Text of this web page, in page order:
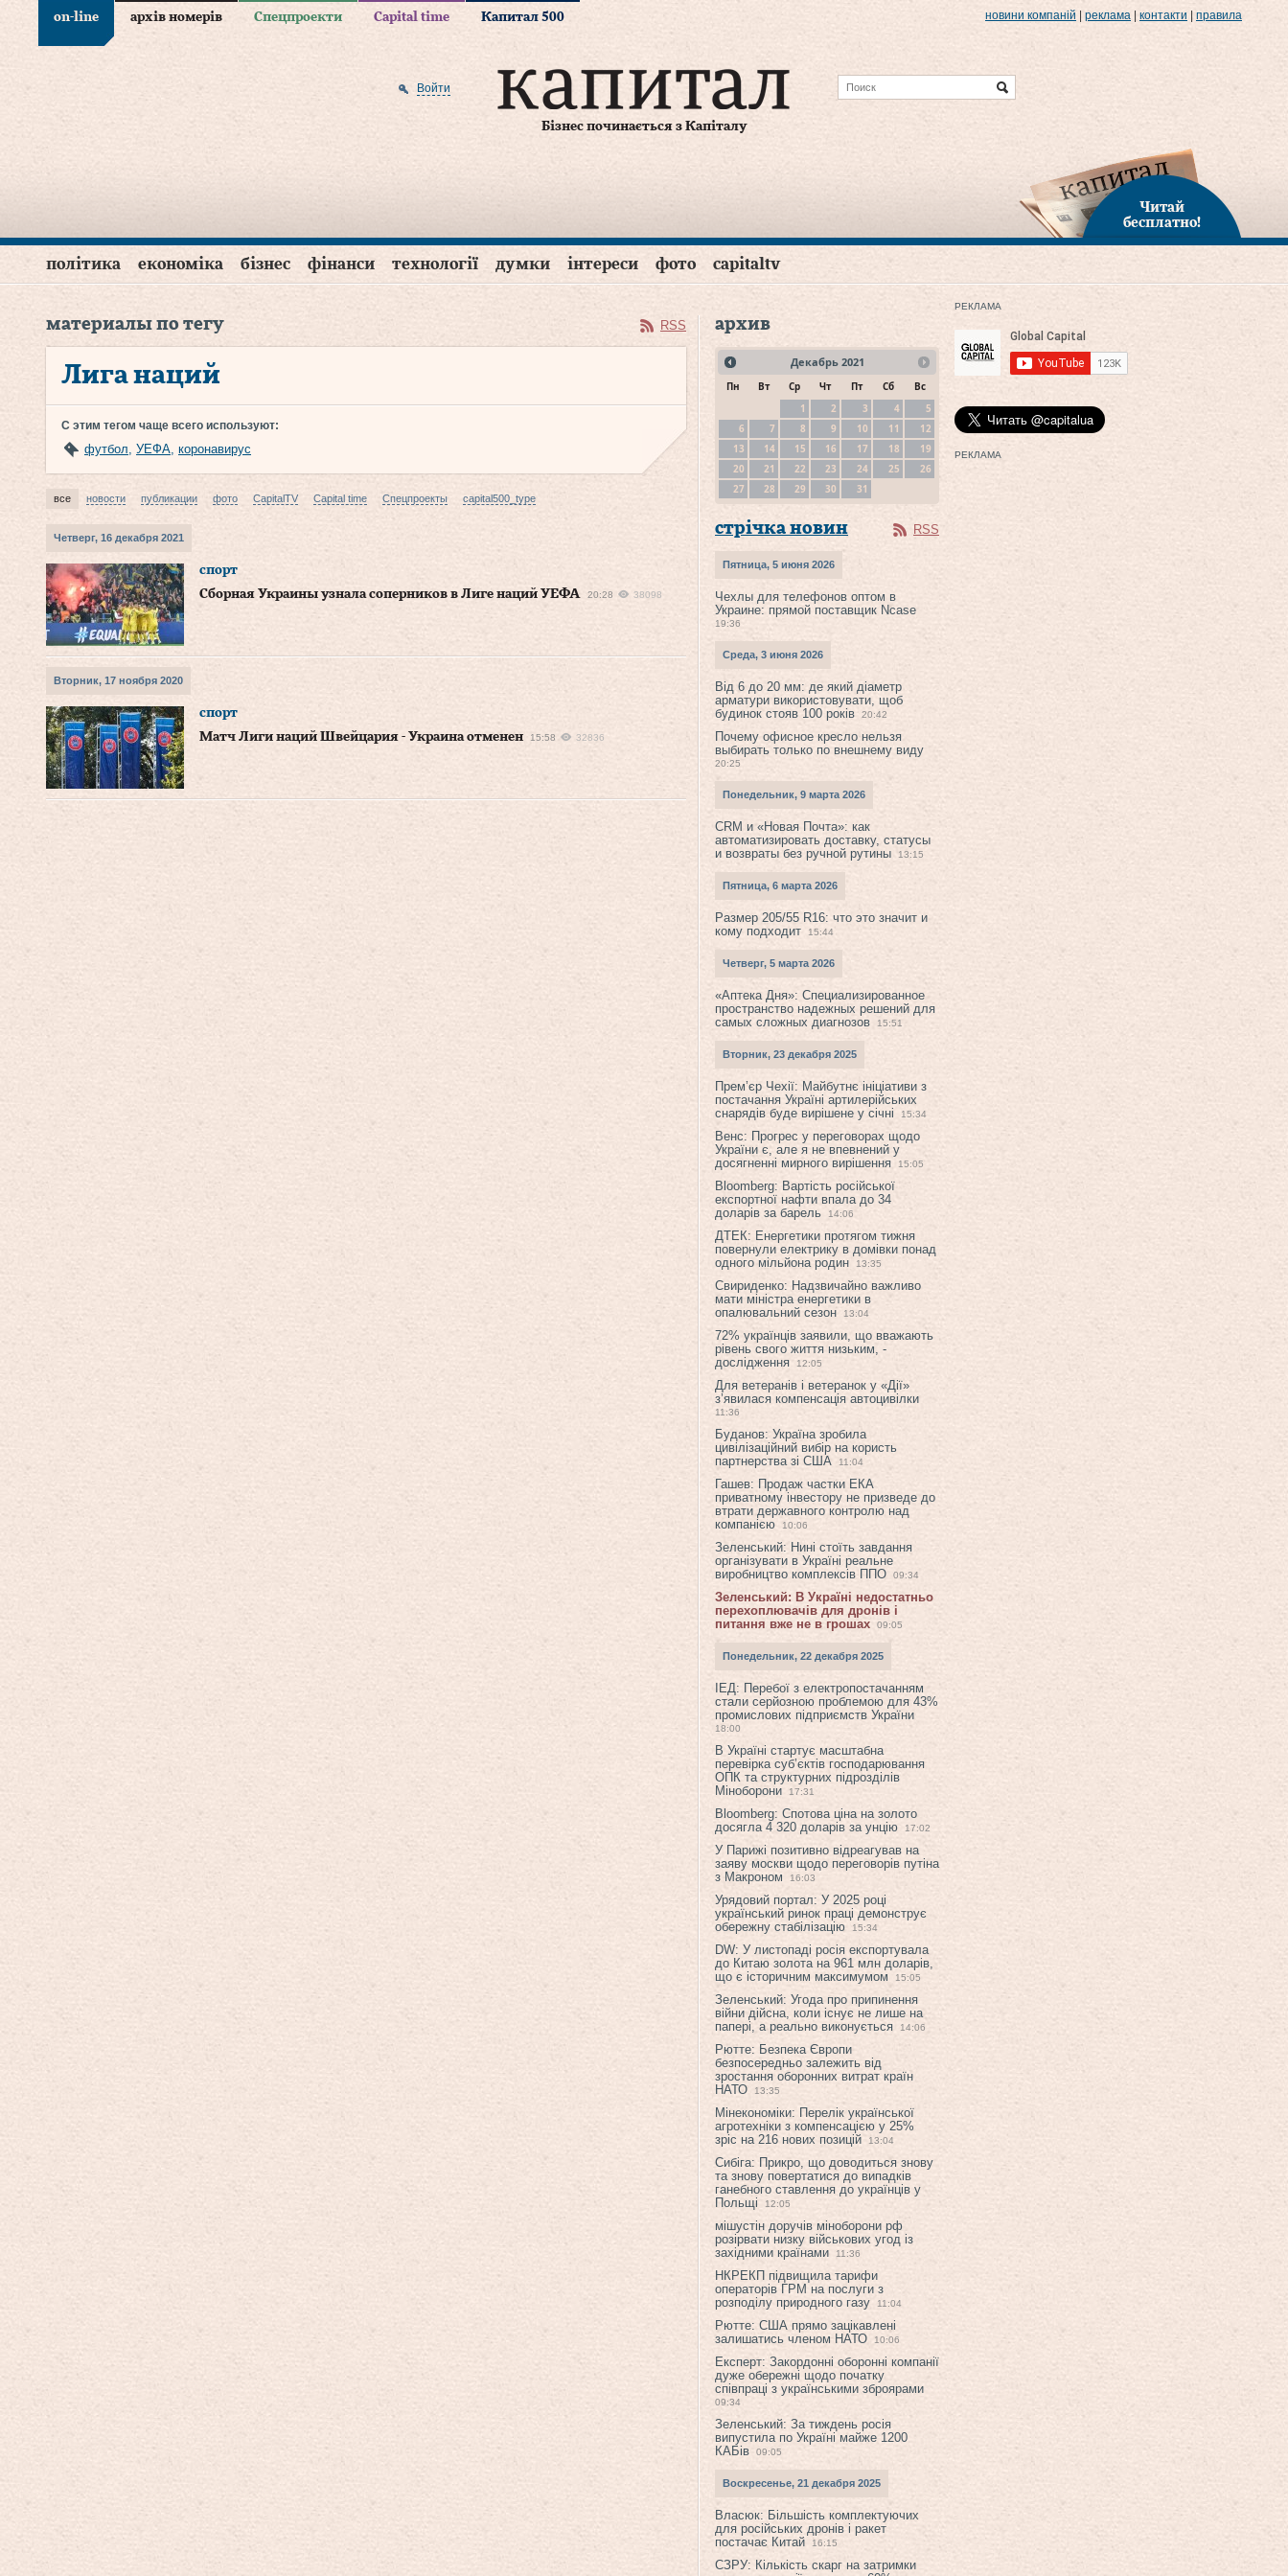
on-line архів номерів Спецпроекти Capital time Капитал 500 новини компаній реклама контакти правила
Бізнес починається з Капіталу
Войти
Читай
бесплатно!
політика економіка бізнес фінанси технології думки інтереси фото capitaltv
материалы по тегу RSS
Лига наций
С этим тегом чаще всего используют:
футбол, УЕФА, коронавирус
все новости публикации фото CapitalTV Capital time Спецпроекты capital500_type
Четверг, 16 декабря 2021
спорт
Сборная Украины узнала соперников в Лиге наций УЕФА
20:28 38098
Вторник, 17 ноября 2020
спорт
Матч Лиги наций Швейцария - Украина отменен
15:58 32836
архив
Декабрь 2021
Пн Вт Ср Чт Пт Сб
Вс
1
2 3 4
5
6
7 8 9 10 11
12
13
14 15 16 17 18
19
20
21 22 23 24 25
26
27
28 29 30 31
стрічка новин RSS
Пятница, 5 июня 2026
Чехлы для телефонов оптом в
Украине: прямой поставщик Ncase
19:36
Среда, 3 июня 2026
Від 6 до 20 мм: де який діаметр
арматури використовувати, щоб
будинок стояв 100 років
20:42
Почему офисное кресло нельзя
выбирать только по внешнему виду
20:25
Понедельник, 9 марта 2026
CRM и «Новая Почта»: как
автоматизировать доставку, статусы
и возвраты без ручной рутины
13:15
Пятница, 6 марта 2026
Размер 205/55 R16: что это значит и
кому подходит
15:44
Четверг, 5 марта 2026
«Аптека Дня»: Специализированное
пространство надежных решений для
самых сложных диагнозов
15:51
Вторник, 23 декабря 2025
Прем’єр Чехії: Майбутнє ініціативи з
постачання Україні артилерійських
снарядів буде вирішене у січні
15:34
Венс: Прогрес у переговорах щодо
України є, але я не впевнений у
досягненні мирного вирішення
15:05
Bloomberg: Вартість російської
експортної нафти впала до 34
доларів за барель
14:06
ДТЕК: Енергетики протягом тижня
повернули електрику в домівки понад
одного мільйона родин
13:35
Свириденко: Надзвичайно важливо
мати міністра енергетики в
опалювальний сезон
13:04
72% українців заявили, що вважають
рівень свого життя низьким, -
дослідження
12:05
Для ветеранів і ветеранок у «Дії»
з’явилася компенсація автоцивілки
11:36
Буданов: Україна зробила
цивілізаційний вибір на користь
партнерства зі США
11:04
Гашев: Продаж частки ЕКА
приватному інвестору не призведе до
втрати державного контролю над
компанією
10:06
Зеленський: Нині стоїть завдання
організувати в Україні реальне
виробництво комплексів ППО
09:34
Зеленський: В Україні недостатньо
перехоплювачів для дронів і
питання вже не в грошах
09:05
Понедельник, 22 декабря 2025
ІЕД: Перебої з електропостачанням
стали серйозною проблемою для 43%
промислових підприємств України
18:00
В Україні стартує масштабна
перевірка суб’єктів господарювання
ОПК та структурних підрозділів
Міноборони
17:31
Bloomberg: Спотова ціна на золото
досягла 4 320 доларів за унцію
17:02
У Парижі позитивно відреагував на
заяву москви щодо переговорів путіна
з Макроном
16:03
Урядовий портал: У 2025 році
український ринок праці демонструє
обережну стабілізацію
15:34
DW: У листопаді росія експортувала
до Китаю золота на 961 млн доларів,
що є історичним максимумом
15:05
Зеленський: Угода про припинення
війни дійсна, коли існує не лише на
папері, а реально виконується
14:06
Рютте: Безпека Європи
безпосередньо залежить від
зростання оборонних витрат країн
НАТО
13:35
Мінекономіки: Перелік української
агротехніки з компенсацією у 25%
зріс на 216 нових позицій
13:04
Сибіга: Прикро, що доводиться знову
та знову повертатися до випадків
ганебного ставлення до українців у
Польщі
12:05
мішустін доручів міноборони рф
розірвати низку військових угод із
західними країнами
11:36
НКРЕКП підвищила тарифи
операторів ГРМ на послуги з
розподілу природного газу
11:04
Рютте: США прямо зацікавлені
залишатись членом НАТО
10:06
Експерт: Закордонні оборонні компанії
дуже обережні щодо початку
співпраці з українськими зброярами
09:34
Зеленський: За тиждень росія
випустила по Україні майже 1200
КАБів
09:05
Воскресенье, 21 декабря 2025
Власюк: Більшість комплектуючих
для російських дронів і ракет
постачає Китай
16:15
СЗРУ: Кількість скарг на затримки
РЕКЛАМА
РЕКЛАМА